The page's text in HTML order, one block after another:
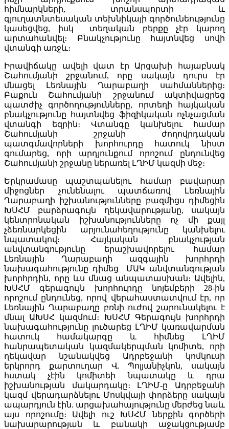
հիմնարկների, տրանսպորտի և
գյուղատնտեսական տեխնիկայի գործունեությունը
կասեցվեց, իսկ տեղական բերքը չէր կարող
արտահանվել։ Բնակչությունը հայտնվեց սովի
վտանգի առջև։
Իրավիճակը ավելի վատ էր Արցախի հայաբնակ
Շահումյանի շրջանում, որը սակայն դուրս էր
մնացել Լեռնային Ղարաբաղի սահմաններից։
Բաքուն Շահումյանի շրջանում ակտիվացրեց
պատժիչ գործողությունները, որտեղի հայկական
բնակչությունը հայտնվեց ֆիզիկական ոչնչացման
վտանգի եզրին։ Վտանգը կանխելու համար
Շահումյանի շրջանի ժողովրդական
պատգմավորների խորհուրդը հատուկ նիստ
գումարեց, որի արդյունքում որոշում ընդունվեց
Շահումյանի շրջանը ներառել ԼՂԻՄ կազմի մեջ։
Երկրամասը պաշտպանելու համար բավարար
միջոցներ չունենալու պատճառով Լեռնային
Ղարաբաղի իշխանությունները բազմիցս դիմեցին
ԽՍՀՄ բարձրագույն ղեկավարությանը, սակայն
կենտրոնական իշխանությունները ոչ մի քայլ
չձեռնարկեցին արյունահեղությունը կանխելու
նպատակով։ Հայկական բնակչության
անվտանգությունը երաշխավորելու համար
Լեռնային Ղարաբաղի ազգային խորհրդի
նախագահությունը դիմեց ՄԱԿ անվտանգության
խորհրդին, որը ևս մնաց անպատասխան։ Ավելին,
ԽՍՀՄ գերագույն խորհուրդը նոյեմբերի 28-ին
որոշում ընդունեց, որով վերահաստատվում էր, որ
Լեռնային Ղարաբաղը բռնի ուժով շարունակելու է
մնալ ԱԽՍՀ կազմում։ ԽՍՀՄ Գերագույն խորհրդի
նախագահությունը լուծարեց ԼՂԻՄ կառավարման
հատուկ համակարգը և հիմնեց ԼՂԻՄ
հանրապետական կազմակերպման կոմիտե, որի
ղեկավար նշանակվեց Ադրբեջանի կոմկուսի
երկրորդ քարտուղար Վ. Պոլյանիչկոն, սակայն
հստակ չէին կոմիտեի նպատակը և դրա
իշխանության մակարդակը։ ԼՂԻՄ-ը Ադրբեջանի
կազմ վերադարձնելու Մոսկվայի փորձերը սակայն
ապարդյուն էին. արցախահայությունը մերժեց նաև
այս որոշումը։ Ավելի ուշ ԽՍՀՄ ներքին գործերի
նախարարության և բանակի աջակցությամբ